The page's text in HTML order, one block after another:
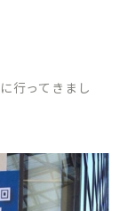
に行ってきまし